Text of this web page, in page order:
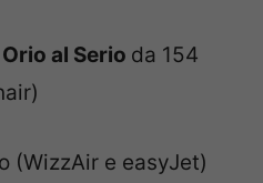
al Serio da 154
(WizzAir e easyJet)